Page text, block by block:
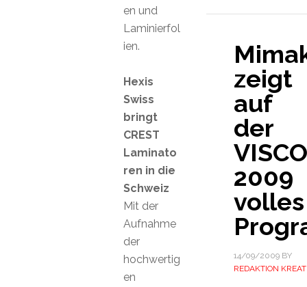
zeigt
auf
der
2009
volles
14/09/2009BY
REDAKTION
en und
Laminierfol
ien.
Hexis
Swiss
bringt
CREST
Laminato
ren in die
Schweiz
Mit der
Aufnahme
der
hochwertig
en